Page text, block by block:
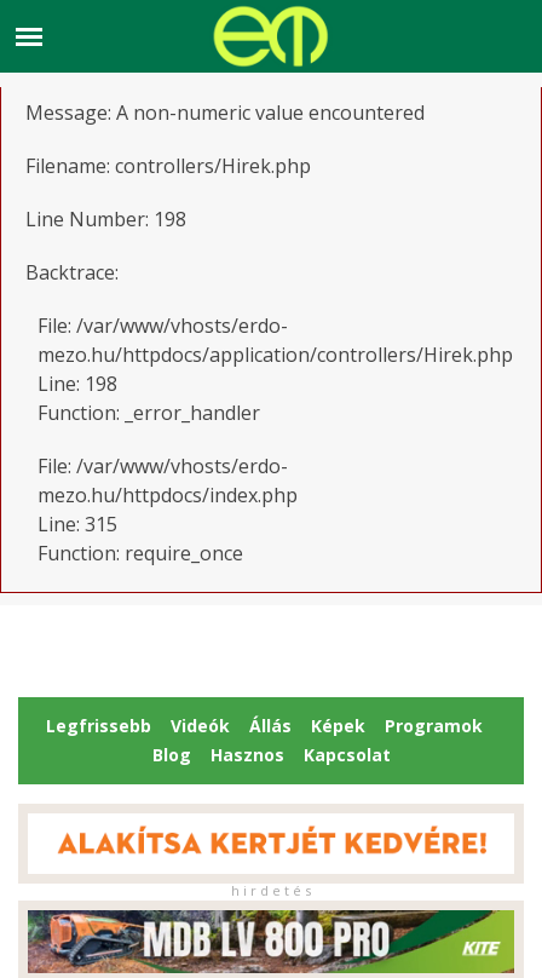
A PHP Error was encountered
Message: A non-numeric value encountered
Filename: controllers/Hirek.php
Line Number: 198
Backtrace:
File: /var/www/vhosts/erdo-
mezo.hu/httpdocs/application/controllers/Hirek.php
Line: 198
Function: _error_handler
File: /var/www/vhosts/erdo-
mezo.hu/httpdocs/index.php
Line: 315
Function: require_once
Legfrissebb Videók Állás Képek
Programok
Blog
Hasznos Kapcsolat
h i r d e t é s